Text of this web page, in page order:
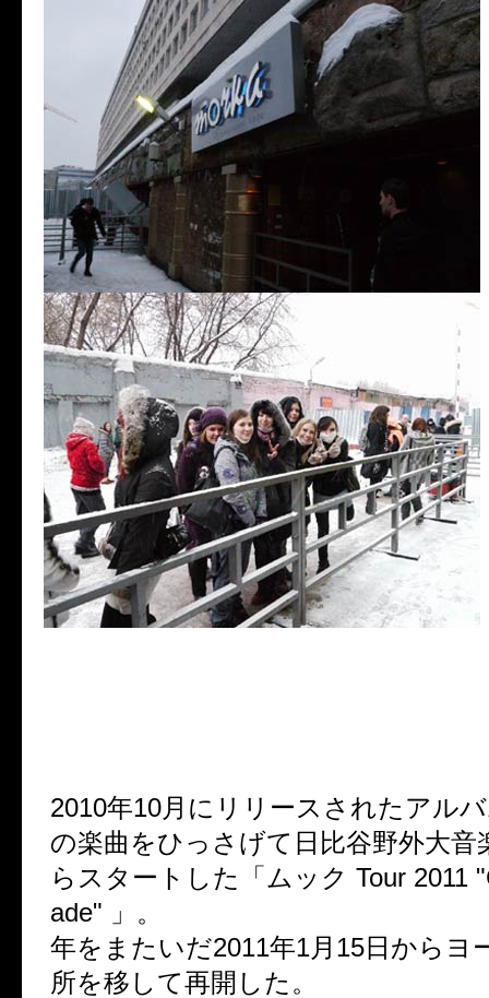
2010年10月にリリースされたアル
の楽曲をひっさげて日比谷野外大音
らスタートした「ムック Tour 2011
ade" 」。
年をまたいだ2011年1月15日からヨ
所を移して再開した。